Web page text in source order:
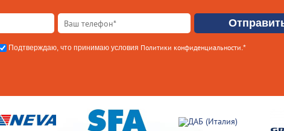
Подтверждаю, что принимаю условия Политики конфиденциальности.*